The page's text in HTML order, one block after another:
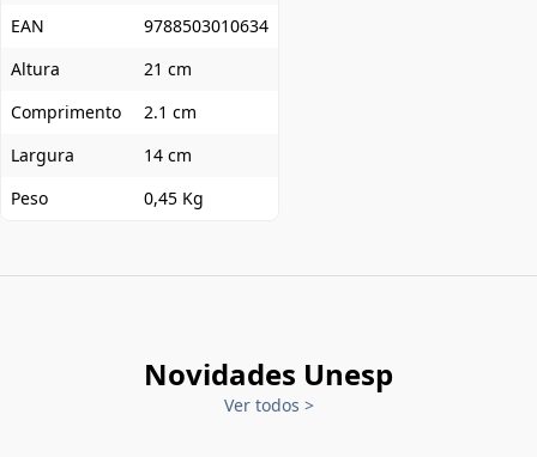
EAN
9788503010634
Altura
21 cm
Comprimento
2.1 cm
Largura
14 cm
Peso
0,45 Kg
Novidades Unesp
Ver todos >